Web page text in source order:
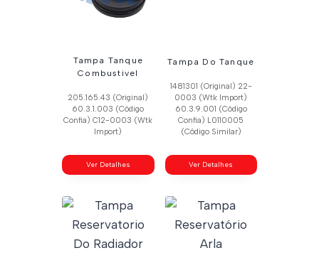
Tampa Tanque
Combustivel
205.165.43 (Original)
60.3.1.003 (Código
Confia) C12-0003 (Wtk
Import)
Ver Detalhes
Tampa Do Tanque
1481301 (Original) 22-
0003 (Wtk Import)
60.3.9.001 (Código
Confia) L0110005
(Código Similar)
Ver Detalhes